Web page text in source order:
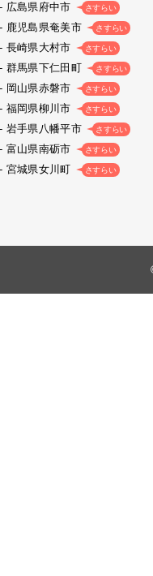
広島県府中市 さすらい
鹿児島県奄美市 さすらい
長崎県大村市 さすらい
群馬県下仁田町 さすらい
岡山県赤磐市 さすらい
福岡県柳川市 さすらい
岩手県八幡平市 さすらい
富山県南砺市 さすらい
宮城県女川町 さすらい